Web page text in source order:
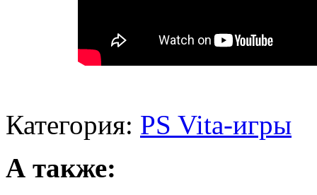
Категория: PS Vita-игры
А также: